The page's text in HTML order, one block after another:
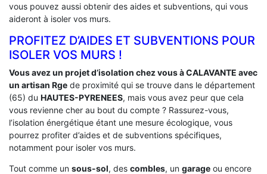
vous pouvez aussi obtenir des aides et subventions, qui vous
aideront à isoler vos murs.
PROFITEZ D’AIDES ET SUBVENTIONS POUR
ISOLER VOS MURS !
Vous avez un projet d’isolation chez vous à CALAVANTE avec
un artisan Rge de proximité qui se trouve dans le département
(65) du HAUTES-PYRENEES, mais vous avez peur que cela
vous revienne cher au bout du compte ? Rassurez-vous,
l’isolation énergétique étant une mesure écologique, vous
pourrez profiter d’aides et de subventions spécifiques,
notamment pour isoler vos murs.
Tout comme un sous-sol, des combles, un garage ou encore